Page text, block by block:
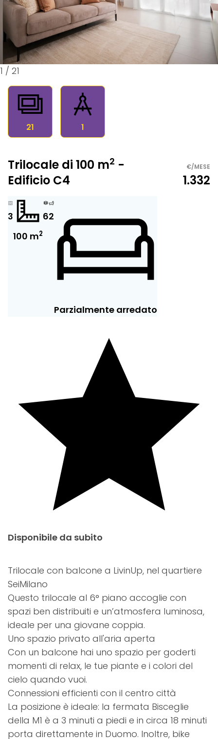
1 / 21
21 1
Trilocale di 100 m2 -
Edificio C4
€/MESE
1.332
3
100 m2
62
Parzialmente arredato
Disponibile da subito
Trilocale con balcone a LivinUp, nel quartiere
SeiMilano
Questo trilocale al 6° piano accoglie con
spazi ben distribuiti e un’atmosfera luminosa,
ideale per una giovane coppia.
Uno spazio privato all'aria aperta
Con un balcone hai uno spazio per goderti
momenti di relax, le tue piante e i colori del
cielo quando vuoi.
Connessioni efficienti con il centro città
La posizione è ideale: la fermata Bisceglie
della M1 è a 3 minuti a piedi e in circa 18 minuti
porta direttamente in Duomo. Inoltre, bike